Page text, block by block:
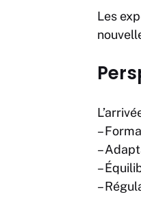
Les
–
–
–
–